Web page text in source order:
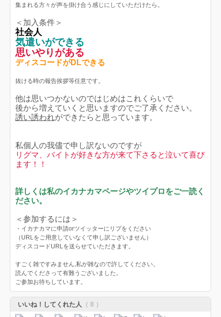
集まれる方々が声を掛け合う感じにしていただけたら。
＜加入条件＞
社会人
気遣いができる
思いやりがある
ディスコードがDLできる
抜ける時の報告挨拶等任意です。
他は思いつかないのではじめはこれくらいで
後から増えていくと思いますのでご了承ください。
誘い誘われができたらと思っています。
私個人の我儘で申し訳ないのですが
リグマ、バイトが好きな方が来て下さると泣いて喜び
ます！！
詳しくは私のイカナカマページやツイプロをご一読く
ださい。
＜参加するには＞
・イカナカマに申請orツイッターにリプをください
（URLをご用意していなくて申し訳ございません）
ディスコードURLを送らせていただきます。
すごく雑ですみません,私が雑なので許してください。
読んでくださって有難うございました。
ご参加お待ちしています。
いいね！してくれた人 （ 8 ）